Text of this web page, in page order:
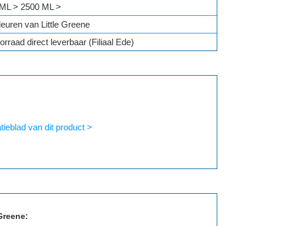
> 2500 ML >
van Little Greene
direct leverbaar (Filiaal Ede)
van dit product >